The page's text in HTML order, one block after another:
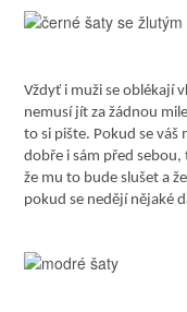
Vždyť i muži se oblékají
nemusí jít za žádnou
to si pište. Pokud se váš
dobře i sám před
že mu to bude slušet a
pokud se nedějí nějaké